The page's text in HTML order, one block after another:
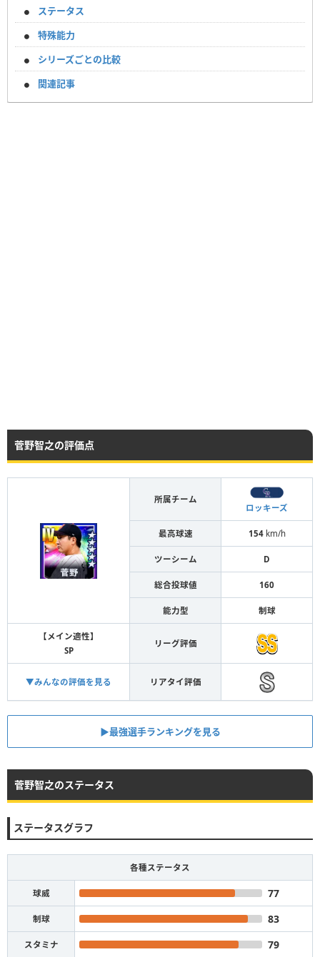
ステータス
特殊能力
シリーズごとの比較
関連記事
菅野智之の評価点
所属チーム
ロッキーズ
最高球速 154km/h
ツーシーム D
総合投球値 160
能力型 制球
【メイン適性】
SP
リーグ評価
▼みんなの評価を見る リアタイ評価
▶︎最強選手ランキングを見る
菅野智之のステータス
ステータスグラフ
各種ステータス
球威 77
制球 83
スタミナ 79